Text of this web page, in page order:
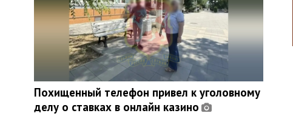
Похищенный телефон привел к уголовному
делу о ставках в онлайн казино